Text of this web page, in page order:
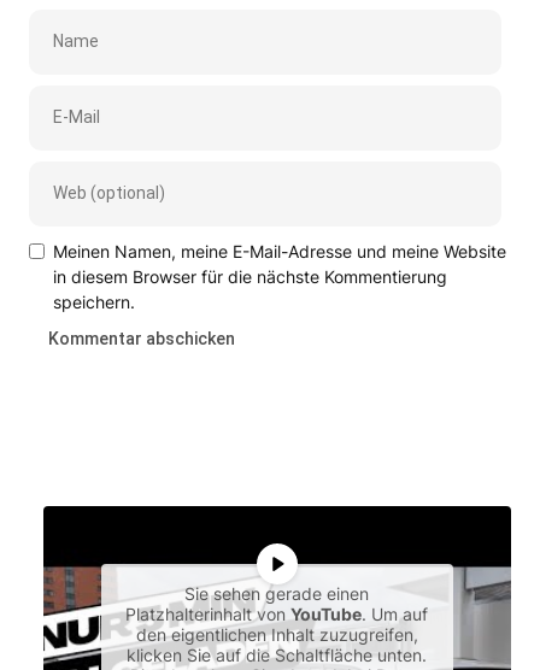
Meinen Namen, meine E-Mail-Adresse und meine Website
in diesem Browser für die nächste Kommentierung
speichern.
Sie sehen gerade einen
Platzhalterinhalt vonYouTube. Um auf
den eigentlichen Inhalt zuzugreifen,
klicken Sie auf die Schaltfläche unten.